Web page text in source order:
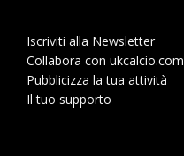
Iscriviti alla Newsletter
Collabora con ukcalcio.com
Pubblicizza la tua attività
Il tuo supporto